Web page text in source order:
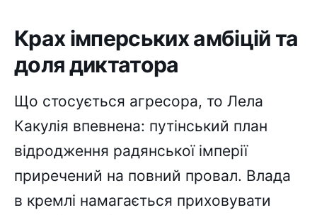
Крах імперських амбіцій та
доля диктатора
Що стосується агресора, то Лела
Какулія впевнена: путінський план
відродження радянської імперії
приречений на повний провал. Влада
в кремлі намагається приховувати